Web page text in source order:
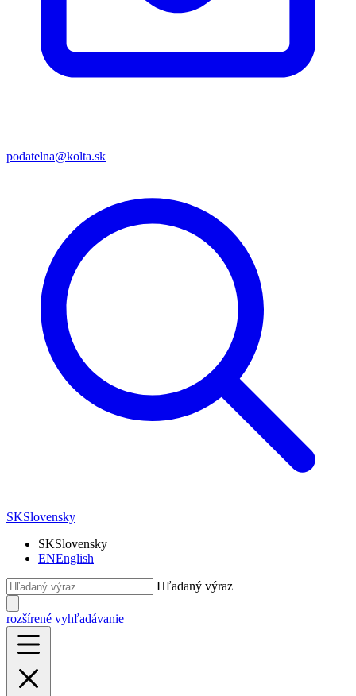
podatelna@kolta.sk
SKSlovensky
SKSlovensky
ENEnglish
Hľadaný výraz
rozšírené vyhľadávanie